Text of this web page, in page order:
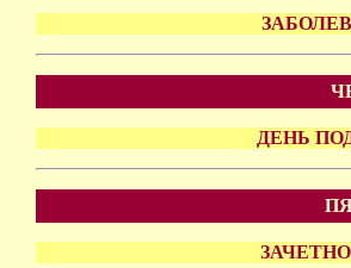
ДЕНЬ